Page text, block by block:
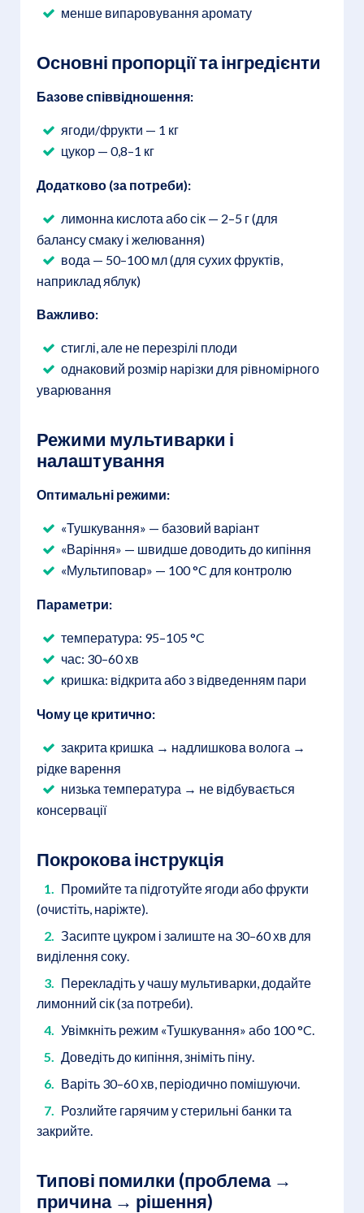
менше випаровування аромату
Основні пропорції та інгредієнти
Базове співвідношення:
ягоди/фрукти — 1 кг
цукор — 0,8–1 кг
Додатково (за потреби):
лимонна кислота або сік — 2–5 г (для
балансу смаку і желювання)
вода — 50–100 мл (для сухих фруктів,
наприклад яблук)
Важливо:
стиглі, але не перезрілі плоди
однаковий розмір нарізки для рівномірного
уварювання
Режими мультиварки і
налаштування
Оптимальні режими:
«Тушкування» — базовий варіант
«Варіння» — швидше доводить до кипіння
«Мультиповар» — 100 °C для контролю
Параметри:
температура: 95–105 °C
час: 30–60 хв
кришка: відкрита або з відведенням пари
Чому це критично:
закрита кришка → надлишкова волога →
рідке варення
низька температура → не відбувається
консервації
Покрокова інструкція
Промийте та підготуйте ягоди або фрукти
(очистіть, наріжте).
Засипте цукром і залиште на 30–60 хв для
виділення соку.
Перекладіть у чашу мультиварки, додайте
лимонний сік (за потреби).
Увімкніть режим «Тушкування» або 100 °C.
Доведіть до кипіння, зніміть піну.
Варіть 30–60 хв, періодично помішуючи.
Розлийте гарячим у стерильні банки та
закрийте.
Типові помилки (проблема →
причина → рішення)